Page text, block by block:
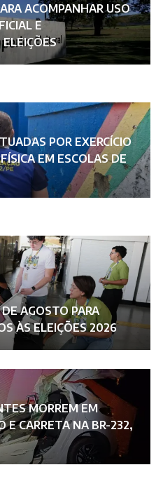
ACOMPANHAR USO
E
POR EXERCÍCIO
EM ESCOLAS DE
AGOSTO PARA
ÀS ELEIÇÕES 2026
MORREM EM
E CARRETA NA BR-232,